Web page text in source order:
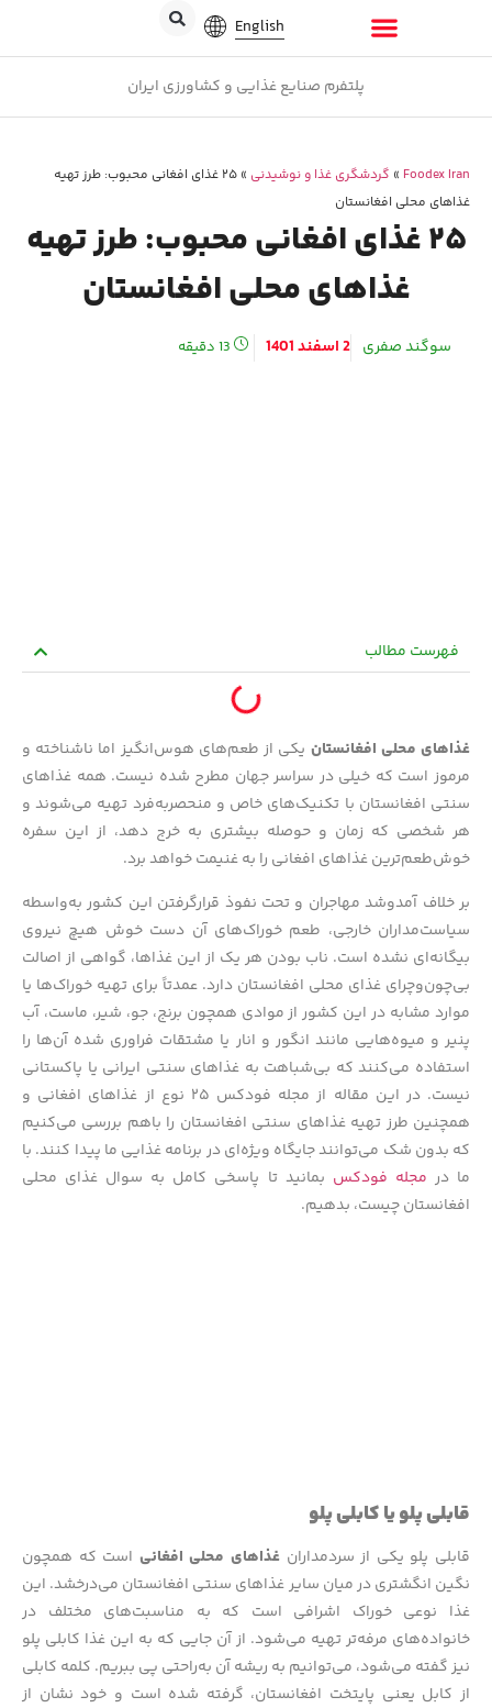
English
پلتفرم صنایع غذایی و کشاورزی ایران
Foodex Iran
» گردشگری غذا و نوشیدنی »
۲۵ غذای افغانی محبوب: طرز تهیه
غذاهای محلی افغانستان
۲۵ غذای افغانی محبوب: طرز تهیه
غذاهای محلی افغانستان
سوگند صفری 2 اسفند 1401 13 دقیقه
فهرست مطالب
غذاهای محلی افغانستان یکی از طعم‌های هوس‌انگیز اما ناشناخته و
مرموز است که خیلی در سراسر جهان مطرح شده نیست. همه غذاهای
سنتی افغانستان با تکنیک‌های خاص و منحصربه‌فرد تهیه می‌شوند و
هر شخصی که زمان و حوصله بیشتری به خرج دهد، از این سفره
خوش‌طعم‌ترین‌ غذاهای افغانی را به غنیمت خواهد برد.
بر خلاف آمدوشد مهاجران و تحت نفوذ قرارگرفتن این کشور به‌واسطه
سیاست‌مداران خارجی، طعم خوراک‌های آن دست خوش هیچ نیروی
بیگانه‌ای نشده است. ناب بودن هر یک از این غذاها، گواهی از اصالت
بی‌چون‌وچرای غذای محلی افغانستان دارد. عمدتاً برای تهیه خوراک‌ها یا
موارد مشابه در این کشور از موادی همچون برنج، جو، شیر، ماست، آب
پنیر و میوه‌هایی مانند انگور و انار یا مشتقات فراوری شده آن‌ها را
استفاده می‌کنند که بی‌شباهت به غذاهای سنتی ایرانی یا پاکستانی
نیست. در این مقاله از مجله فودکس ۲۵ نوع از غذاهای افغانی و
همچنین طرز تهیه غذاهای سنتی افغانستان را باهم بررسی می‌کنیم
که بدون شک می‌توانند جایگاه ویژه‌ای در برنامه غذایی ما پیدا کنند. با
ما در مجله فودکس بمانید تا پاسخی کامل به سوال غذای محلی
افغانستان چیست، بدهیم.
قابلی پلو یا کابلی پلو
قابلی پلو یکی از سردمداران غذاهای محلی افغانی است که همچون
نگین انگشتری در میان سایر غذاهای سنتی افغانستان می‌درخشد. این
غذا نوعی خوراک اشرافی است که به مناسبت‌های مختلف در
خانواده‌های مرفه‌تر تهیه می‌شود. از آن جایی که به این غذا کابلی پلو
نیز گفته می‌شود، می‌توانیم به ریشه آن به‌راحتی پی ببریم. کلمه کابلی
از کابل یعنی پایتخت افغانستان، گرفته شده است و خود نشان از